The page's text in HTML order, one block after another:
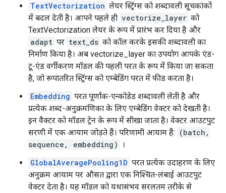
TextVectorization लेयर स्ट्रिंग्स को शब्दावली सूचकांकों
में बदल देती है। आपने पहले ही vectorize_layer को
TextVectorization लेयर के रूप में प्रारंभ कर दिया है और
adapt पर text_ds को कॉल करके इसकी शब्दावली का
निर्माण किया है। अब vectorize_layer का उपयोग आपके एंड-
टू-एंड वर्गीकरण मॉडल की पहली परत के रूप में किया जा सकता
है, जो रूपांतरित स्ट्रिंग्स को एम्बेडिंग परत में फीड करता है।
Embedding परत पूर्णांक-एन्कोडेड शब्दावली लेती है और
प्रत्येक शब्द-अनुक्रमणिका के लिए एम्बेडिंग वेक्टर को देखती है।
इन वैक्टर को मॉडल ट्रेन के रूप में सीखा जाता है। वेक्टर आउटपुट
सरणी में एक आयाम जोड़ते हैं। परिणामी आयाम हैं: (batch,
sequence, embedding)
।
GlobalAveragePooling1D परत प्रत्येक उदाहरण के लिए
अनुक्रम आयाम पर औसत द्वारा एक निश्चित-लंबाई आउटपुट
वेक्टर देता है। यह मॉडल को यथासंभव सरलतम तरीके से